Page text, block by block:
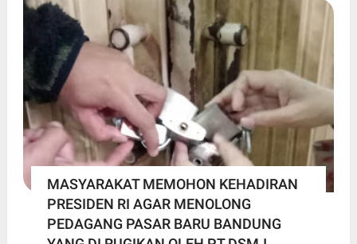
MASYARAKAT MEMOHON KEHADIRAN
PRESIDEN RI AGAR MENOLONG
PEDAGANG PASAR BARU BANDUNG